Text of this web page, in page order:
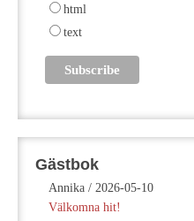
html
text
Gästbok
Annika / 2026-05-10
Välkomna hit!